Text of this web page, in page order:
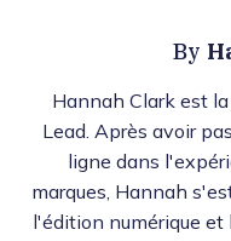
By
Hannah Clark est
Lead. Après avoir
ligne dans
marques, Hannah
l'édition numérique